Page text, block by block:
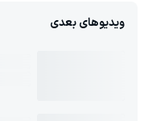
ویدیوهای بعدی